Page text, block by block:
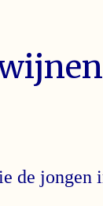
de jongen